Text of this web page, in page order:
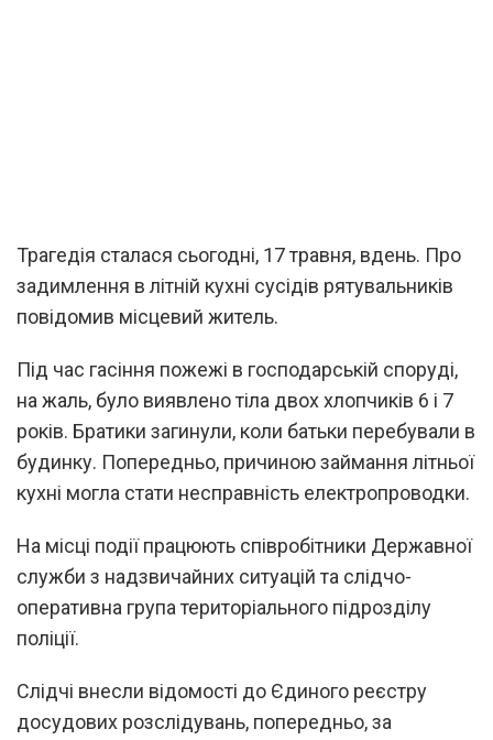
Трагедія сталася сьогодні, 17 травня, вдень. Про
задимлення в літній кухні сусідів рятувальників
повідомив місцевий житель.
Під час гасіння пожежі в господарській споруді,
на жаль, було виявлено тіла двох хлопчиків 6 і 7
років. Братики загинули, коли батьки перебували в
будинку. Попередньо, причиною займання літньої
кухні могла стати несправність електропроводки.
На місці події працюють співробітники Державної
служби з надзвичайних ситуацій та слідчо-
оперативна група територіального підрозділу
поліції.
Слідчі внесли відомості до Єдиного реєстру
досудових розслідувань, попередньо, за